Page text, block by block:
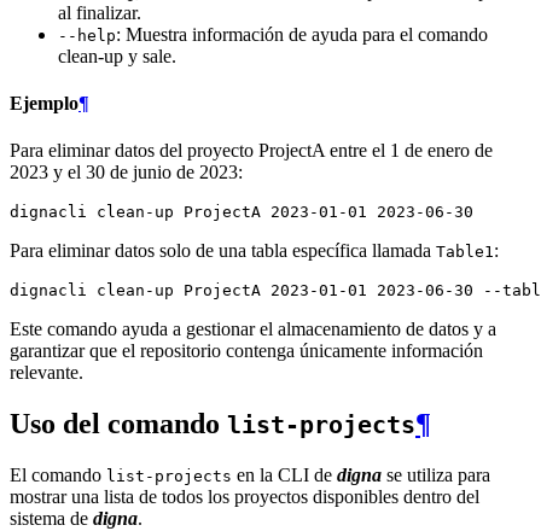
al finalizar.
--help: Muestra información de ayuda para el comando
clean-up y sale.
Ejemplo¶
Para eliminar datos del proyecto ProjectA entre el 1 de enero de
2023 y el 30 de junio de 2023:
dignacli clean-up ProjectA 2023 -01-01 2023
Para eliminar datos solo de una tabla específica llamada Table1:
dignacli clean-up ProjectA 2023 -01-01 2023 -06-30 --
Este comando ayuda a gestionar el almacenamiento de datos y a
garantizar que el repositorio contenga únicamente información
relevante.
Uso del comando list-projects¶
El comando list-projects en la CLI de digna se utiliza para
mostrar una lista de todos los proyectos disponibles dentro del
sistema de digna.